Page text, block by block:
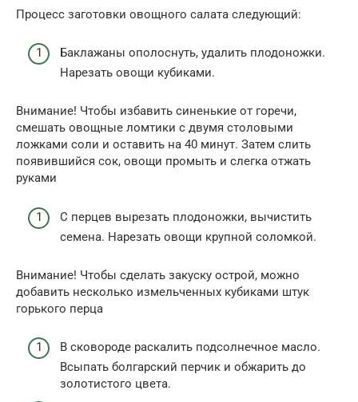
Процесс заготовки овощного салата следующий:
Баклажаны ополоснуть, удалить плодоножки.
Нарезать овощи кубиками.
Внимание! Чтобы избавить синенькие от горечи,
смешать овощные ломтики с двумя столовыми
ложками соли и оставить на 40 минут. Затем слить
появившийся сок, овощи промыть и слегка отжать
руками
С перцев вырезать плодоножки, вычистить
семена. Нарезать овощи крупной соломкой.
Внимание! Чтобы сделать закуску острой, можно
добавить несколько измельченных кубиками штук
горького перца
В сковороде раскалить подсолнечное масло.
Всыпать болгарский перчик и обжарить до
золотистого цвета.